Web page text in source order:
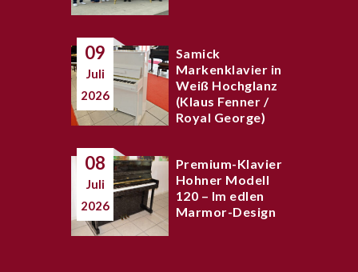
09
Juli
2026
Samick
Markenklavier in
Weiß Hochglanz
(Klaus Fenner /
Royal George)
08
Juli
2026
Premium-Klavier
Hohner Modell
120 – Im edlen
Marmor-Design